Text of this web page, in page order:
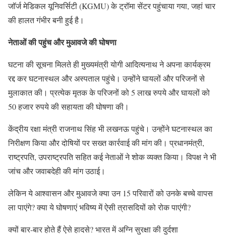
जॉर्ज मेडिकल यूनिवर्सिटी (KGMU) के ट्रॉमा सेंटर पहुंचाया गया, जहां चार
की हालत गंभीर बनी हुई है।
नेताओं की पहुंच और मुआवजे की घोषणा
घटना की सूचना मिलते ही मुख्यमंत्री योगी आदित्यनाथ ने अपना कार्यक्रम
रद्द कर घटनास्थल और अस्पताल पहुंचे। उन्होंने घायलों और परिजनों से
मुलाकात की। प्रत्येक मृतक के परिजनों को 5 लाख रुपये और घायलों को
50 हजार रुपये की सहायता की घोषणा की।
केंद्रीय रक्षा मंत्री राजनाथ सिंह भी लखनऊ पहुंचे। उन्होंने घटनास्थल का
निरीक्षण किया और दोषियों पर सख्त कार्रवाई की मांग की। प्रधानमंत्री,
राष्ट्रपति, उपराष्ट्रपति सहित कई नेताओं ने शोक व्यक्त किया। विपक्ष ने भी
जांच और जवाबदेही की मांग उठाई।
लेकिन ये आश्वासन और मुआवजे क्या उन 15 परिवारों को उनके बच्चे वापस
ला पाएंगे? क्या ये घोषणाएं भविष्य में ऐसी त्रासदियों को रोक पाएंगी?
क्यों बार-बार होते हैं ऐसे हादसे? भारत में अग्नि सुरक्षा की दुर्दशा